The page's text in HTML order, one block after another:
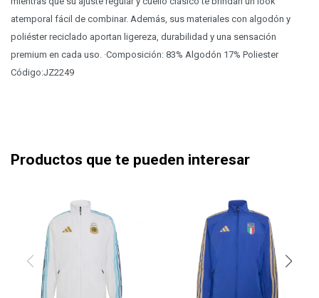
atemporal fácil de combinar. Además, sus materiales con algodón y
poliéster reciclado aportan ligereza, durabilidad y una sensación
premium en cada uso. ·Composición: 83% Algodón 17% Poliester
Código:JZ2249
Productos que te pueden interesar